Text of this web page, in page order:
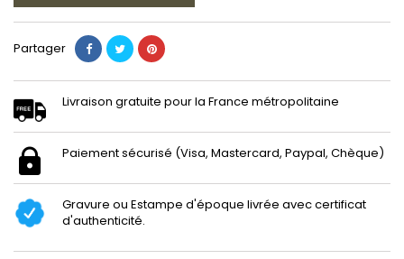
Partager
Livraison gratuite pour la France métropolitaine
Paiement sécurisé (Visa, Mastercard, Paypal, Chèque)
Gravure ou Estampe d'époque livrée avec certificat
d'authenticité.